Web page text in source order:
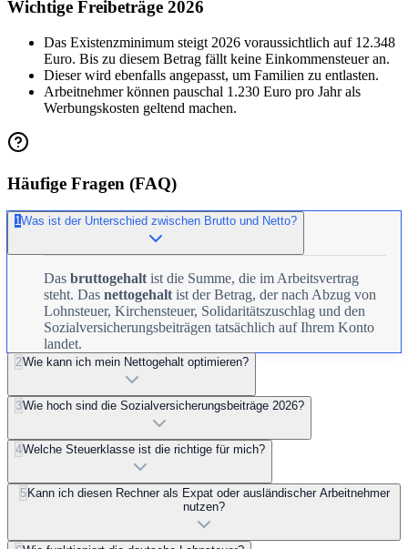
Wichtige Freibeträge 2026
Das Existenzminimum steigt 2026 voraussichtlich auf 12.348
Euro. Bis zu diesem Betrag fällt keine Einkommensteuer an.
Dieser wird ebenfalls angepasst, um Familien zu entlasten.
Arbeitnehmer können pauschal 1.230 Euro pro Jahr als
Werbungskosten geltend machen.
Häufige Fragen (FAQ)
1Was ist der Unterschied zwischen Brutto und Netto?
Das bruttogehalt ist die Summe, die im Arbeitsvertrag
steht. Das nettogehalt ist der Betrag, der nach Abzug von
Lohnsteuer, Kirchensteuer, Solidaritätszuschlag und den
Sozialversicherungsbeiträgen tatsächlich auf Ihrem Konto
landet.
2Wie kann ich mein Nettogehalt optimieren?
3Wie hoch sind die Sozialversicherungsbeiträge 2026?
4Welche Steuerklasse ist die richtige für mich?
5Kann ich diesen Rechner als Expat oder ausländischer Arbeitnehmer
nutzen?